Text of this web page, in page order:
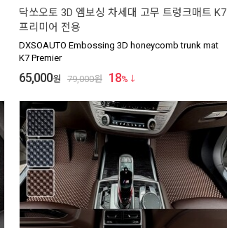
닥쏘오토 3D 엠보싱 차세대 고무 트렁크매트 K7
프리미어 전용
DXSOAUTO Embossing 3D honeycomb trunk mat
K7 Premier
65,000원 79,000원 18%